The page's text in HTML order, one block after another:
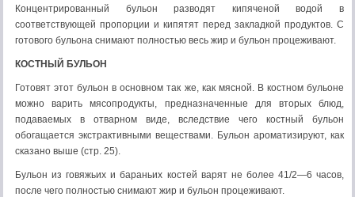
Концентрированный бульон разводят кипяченой водой в
соответствующей пропорции и кипятят перед закладкой продуктов. С
готового бульона снимают полностью весь жир и бульон процеживают.
КОСТНЫЙ БУЛЬОН
Готовят этот бульон в основном так же, как мясной. В костном бульоне
можно варить мясопродукты, предназначенные для вторых блюд,
подаваемых в отварном виде, вследствие чего костный бульон
обогащается экстрактивными веществами. Бульон ароматизируют, как
сказано выше (стр. 25).
Бульон из говяжьих и бараньих костей варят не более 41/2—6 часов,
после чего полностью снимают жир и бульон процеживают.